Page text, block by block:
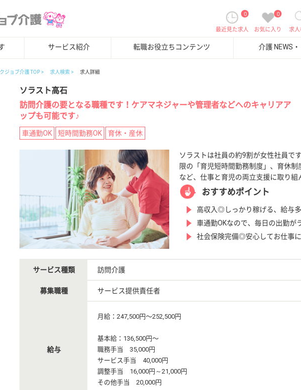
求
0
お気に入り
0
最近見た求人
サービス紹介 転職お役立ちコンテンツ 介護 NEWS
ジョブ介護 TOP 求人検索 求人詳細
ソラスト高石
訪問介護の要となる職種です！ケアマネジャーや管理者などへのキャリアア
ップも可能です♪
車通勤OK 短時間勤務OK 育休・産休
ソラストは社員の約9割が女性社員で
限の「育児短時間勤務制度」、育休制
など、仕事と育児の両立支援に取り組
おすすめポイント
高収入◎しっかり稼げる、給与
車通勤OKなので、毎日の出勤が
社会保険完備◎安心してお仕事
サービス種類 訪問介護
募集職種 サービス提供責任者
給与
月給：247,500円〜252,500円
基本給：136,500円〜
職務手当 35,000円
サービス手当 40,000円
調整手当 16,000円～21,000円
その他手当 20,000円